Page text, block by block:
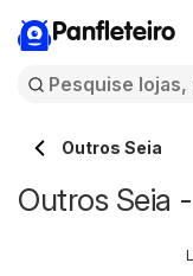
Panfleteiro
Outros Seia
Outros Seia